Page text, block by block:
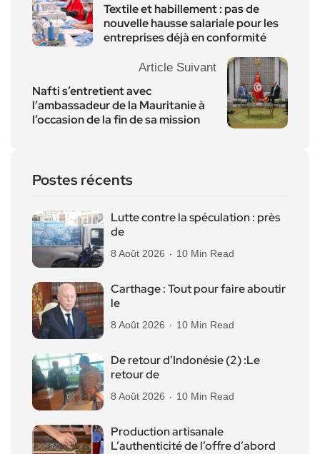
Textile et habillement : pas de
nouvelle hausse salariale pour les
entreprises déjà en conformité
Article Suivant
Nafti s’entretient avec
l’ambassadeur de la Mauritanie à
l’occasion de la fin de sa mission
Postes récents
Lutte contre la spéculation : près
de
8 Août 2026 10 Min Read
Carthage : Tout pour faire aboutir
le
8 Août 2026 10 Min Read
De retour d’Indonésie (2) :Le
retour de
8 Août 2026 10 Min Read
Production artisanale
L’authenticité de l’offre d’abord